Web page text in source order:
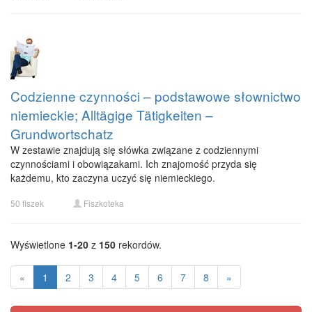
Codzienne czynności – podstawowe słownictwo
niemieckie; Alltägige Tätigkeiten –
Grundwortschatz
W zestawie znajdują się słówka związane z codziennymi
czynnościami i obowiązakami. Ich znajomość przyda się
każdemu, kto zaczyna uczyć się niemieckiego.
50 fiszek Fiszkoteka
Wyświetlone 1-20 z 150 rekordów.
« 1 2 3 4 5 6 7 8 »